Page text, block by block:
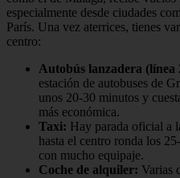
especialmente desde ciudades
París. Una vez aterrices, tienes
centro:
Autobús lanzadera (línea
estación de autobuses de
unos 20-30 minutos y
más económica.
Taxi: Hay parada oficial a
hasta el centro ronda los
con mucho equipaje.
Coche de alquiler: Varias